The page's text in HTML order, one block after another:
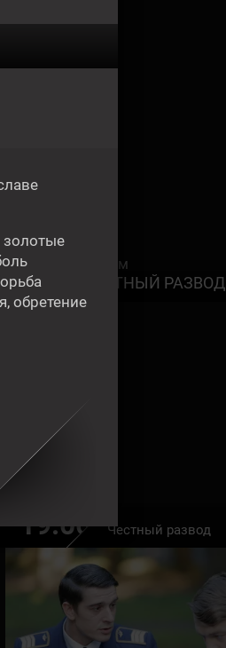
Фильм
ЧЕСТНЫЙ РАЗВОД
19:00 Честный развод
золотые
обретение